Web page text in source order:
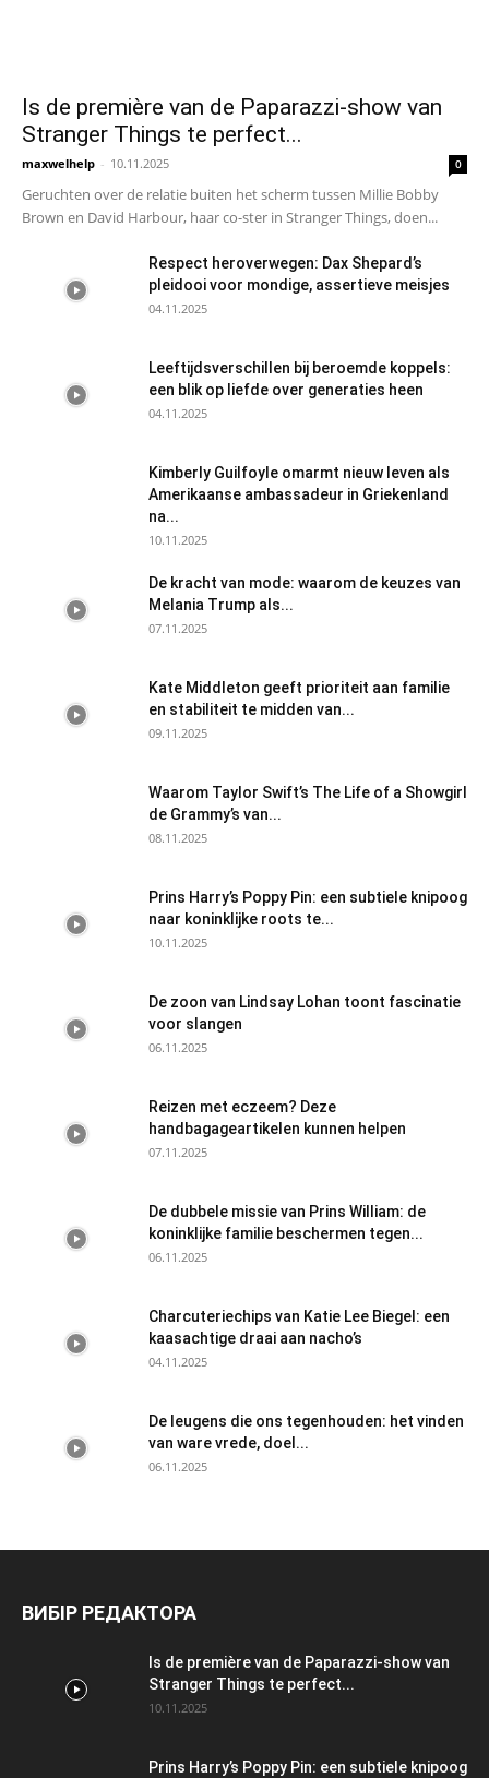
Is de première van de Paparazzi-show van
Stranger Things te perfect...
maxwelhelp - 10.11.2025 0
Geruchten over de relatie buiten het scherm tussen Millie Bobby
Brown en David Harbour, haar co-ster in Stranger Things, doen...
Respect heroverwegen: Dax Shepard’s
pleidooi voor mondige, assertieve meisjes
04.11.2025
Leeftijdsverschillen bij beroemde koppels:
een blik op liefde over generaties heen
04.11.2025
Kimberly Guilfoyle omarmt nieuw leven als
Amerikaanse ambassadeur in Griekenland
na...
10.11.2025
De kracht van mode: waarom de keuzes van
Melania Trump als...
07.11.2025
Kate Middleton geeft prioriteit aan familie
en stabiliteit te midden van...
09.11.2025
Waarom Taylor Swift’s The Life of a Showgirl
de Grammy’s van...
08.11.2025
Prins Harry’s Poppy Pin: een subtiele knipoog
naar koninklijke roots te...
10.11.2025
De zoon van Lindsay Lohan toont fascinatie
voor slangen
06.11.2025
Reizen met eczeem? Deze
handbagageartikelen kunnen helpen
07.11.2025
De dubbele missie van Prins William: de
koninklijke familie beschermen tegen...
06.11.2025
Charcuteriechips van Katie Lee Biegel: een
kaasachtige draai aan nacho’s
04.11.2025
De leugens die ons tegenhouden: het vinden
van ware vrede, doel...
06.11.2025
ВИБІР РЕДАКТОРА
Is de première van de Paparazzi-show van
Stranger Things te perfect...
10.11.2025
Prins Harry’s Poppy Pin: een subtiele knipoog